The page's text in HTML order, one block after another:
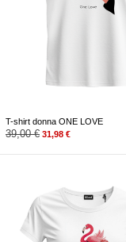
T-shirt donna ONE LOVE
39,00€ 31,98 €